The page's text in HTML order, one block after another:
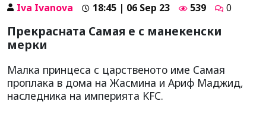
Iva Ivanova 18:45 | 06 Sep 23 539 0
Прекрасната Самая е с манекенски
мерки
Малка принцеса с царственото име Самая
проплака в дома на Жасмина и Ариф Маджид,
наследника на империята KFC.